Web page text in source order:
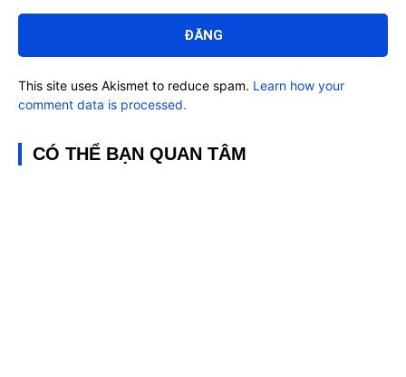
luận:
This site uses Akismet to reduce spam. Learn how your
comment data is processed.
CÓ THỂ BẠN QUAN TÂM